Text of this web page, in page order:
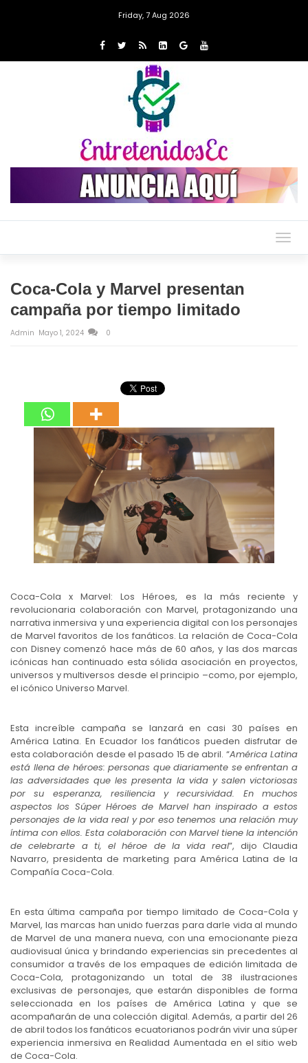
Friday, 7 Aug 2026
Coca-Cola y Marvel presentan
campaña por tiempo limitado
Admin Mayo 1, 2024 0
Coca-Cola x Marvel: Los Héroes, es la más reciente y
revolucionaria colaboración con Marvel, protagonizando una
narrativa inmersiva y una experiencia digital con los personajes
de Marvel favoritos de los fanáticos. La relación de Coca-Cola
con Disney comenzó hace más de 60 años, y las dos marcas
icónicas han continuado esta sólida asociación en proyectos,
universos y multiversos desde el principio –como, por ejemplo,
el icónico Universo Marvel.
Esta increíble campaña se lanzará en casi 30 países en
América Latina. En Ecuador los fanáticos pueden disfrutar de
esta colaboración desde el pasado 15 de abril. “América Latina
está llena de héroes: personas que diariamente se enfrentan a
las adversidades que les presenta la vida y salen victoriosas
por su esperanza, resiliencia y recursividad. En muchos
aspectos los Súper Héroes de Marvel han inspirado a estos
personajes de la vida real y por eso tenemos una relación muy
íntima con ellos. Esta colaboración con Marvel tiene la intención
de celebrarte a ti, el héroe de la vida real”, dijo Claudia
Navarro, presidenta de marketing para América Latina de la
Compañía Coca-Cola.
En esta última campaña por tiempo limitado de Coca-Cola y
Marvel, las marcas han unido fuerzas para darle vida al mundo
de Marvel de una manera nueva, con una emocionante pieza
audiovisual única y brindando experiencias sin precedentes al
consumidor a través de los empaques de edición limitada de
Coca-Cola, protagonizando un total de 38 ilustraciones
exclusivas de personajes, que estarán disponibles de forma
seleccionada en los países de América Latina y que se
acompañarán de una colección digital. Además, a partir del 26
de abril todos los fanáticos ecuatorianos podrán vivir una súper
experiencia inmersiva en Realidad Aumentada en el sitio web
de Coca-Cola.